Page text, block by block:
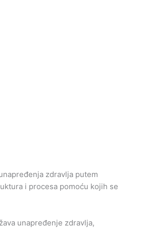
zdravlja putem
i procesa pomoću kojih se
unapređenje zdravlja,